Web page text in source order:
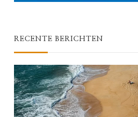
RECENTE BERICHTEN